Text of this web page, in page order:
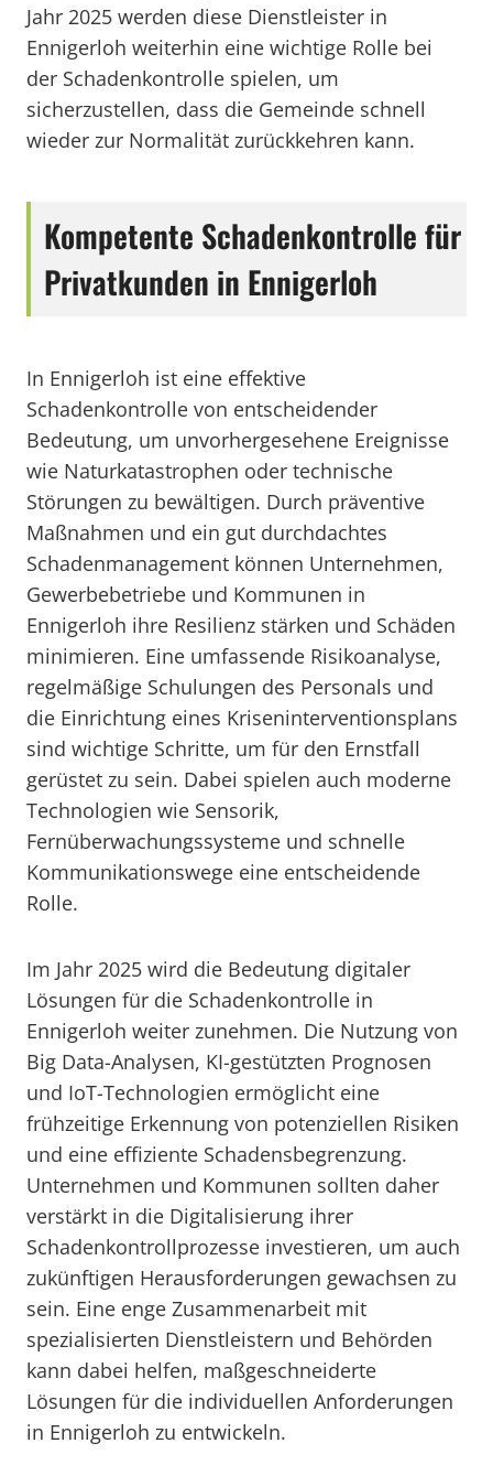
Jahr 2025 werden diese Dienstleister in
Ennigerloh weiterhin eine wichtige Rolle bei
der Schadenkontrolle spielen, um
sicherzustellen, dass die Gemeinde schnell
wieder zur Normalität zurückkehren kann.
Kompetente Schadenkontrolle für
Privatkunden in Ennigerloh
In Ennigerloh ist eine effektive
Schadenkontrolle von entscheidender
Bedeutung, um unvorhergesehene Ereignisse
wie Naturkatastrophen oder technische
Störungen zu bewältigen. Durch präventive
Maßnahmen und ein gut durchdachtes
Schadenmanagement können Unternehmen,
Gewerbebetriebe und Kommunen in
Ennigerloh ihre Resilienz stärken und Schäden
minimieren. Eine umfassende Risikoanalyse,
regelmäßige Schulungen des Personals und
die Einrichtung eines Kriseninterventionsplans
sind wichtige Schritte, um für den Ernstfall
gerüstet zu sein. Dabei spielen auch moderne
Technologien wie Sensorik,
Fernüberwachungssysteme und schnelle
Kommunikationswege eine entscheidende
Rolle.
Im Jahr 2025 wird die Bedeutung digitaler
Lösungen für die Schadenkontrolle in
Ennigerloh weiter zunehmen. Die Nutzung von
Big Data-Analysen, KI-gestützten Prognosen
und IoT-Technologien ermöglicht eine
frühzeitige Erkennung von potenziellen Risiken
und eine effiziente Schadensbegrenzung.
Unternehmen und Kommunen sollten daher
verstärkt in die Digitalisierung ihrer
Schadenkontrollprozesse investieren, um auch
zukünftigen Herausforderungen gewachsen zu
sein. Eine enge Zusammenarbeit mit
spezialisierten Dienstleistern und Behörden
kann dabei helfen, maßgeschneiderte
Lösungen für die individuellen Anforderungen
in Ennigerloh zu entwickeln.